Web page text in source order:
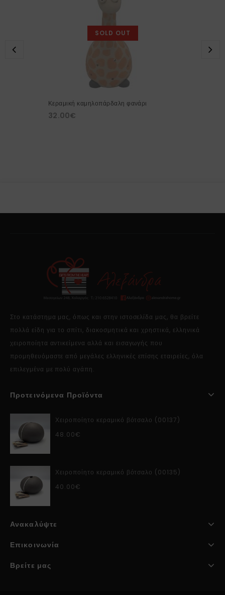
SOLD OUT
Κεραμική καμηλοπάρδαλη φανάρι
32.00€
Στο κατάστημα μας, όπως και στην ιστοσελίδα μας, θα βρείτε
πολλά είδη για το σπίτι, διακοσμητικά και χρηστικά, ελληνικά
χειροποίητα αντικείμενα αλλά και εισαγωγής που
προμηθευόμαστε από μεγάλες ελληνικές επίσης εταιρείες, όλα
επιλεγμένα με πολύ αγάπη.
Προτεινόμενα Προϊόντα
Χειροποίητο κεραμικό βότσαλο (00137)
48.00€
Χειροποίητο κεραμικό βότσαλο (00135)
40.00€
Ανακαλύψτε
Επικοινωνία
Βρείτε μας